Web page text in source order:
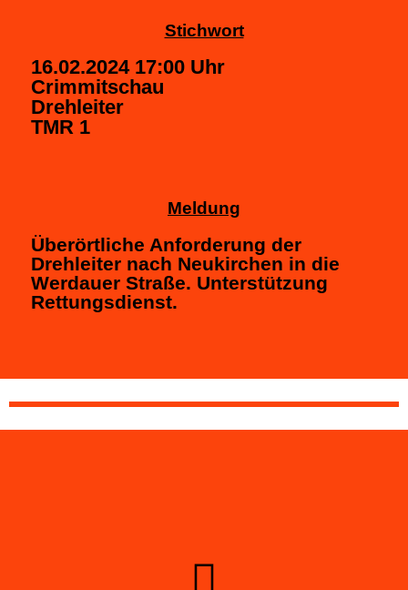
Stichwort
16.02.2024 17:00 Uhr
Crimmitschau
Drehleiter
TMR 1
Meldung
Überörtliche Anforderung der
Drehleiter nach Neukirchen in die
Werdauer Straße. Unterstützung
Rettungsdienst.